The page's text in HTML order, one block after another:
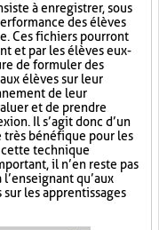
à enregistrer, sous
des élèves
Ces fichiers pourront
et par les élèves eux-
de formuler des
élèves sur leur
de leur
et de prendre
Il s’agit donc d’un
bénéfique pour les
cette technique
il n’en reste pas
qu’aux
les apprentissages